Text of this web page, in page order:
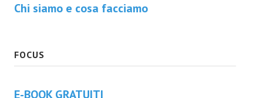
Chi siamo e cosa facciamo
FOCUS
E-BOOK GRATUITI